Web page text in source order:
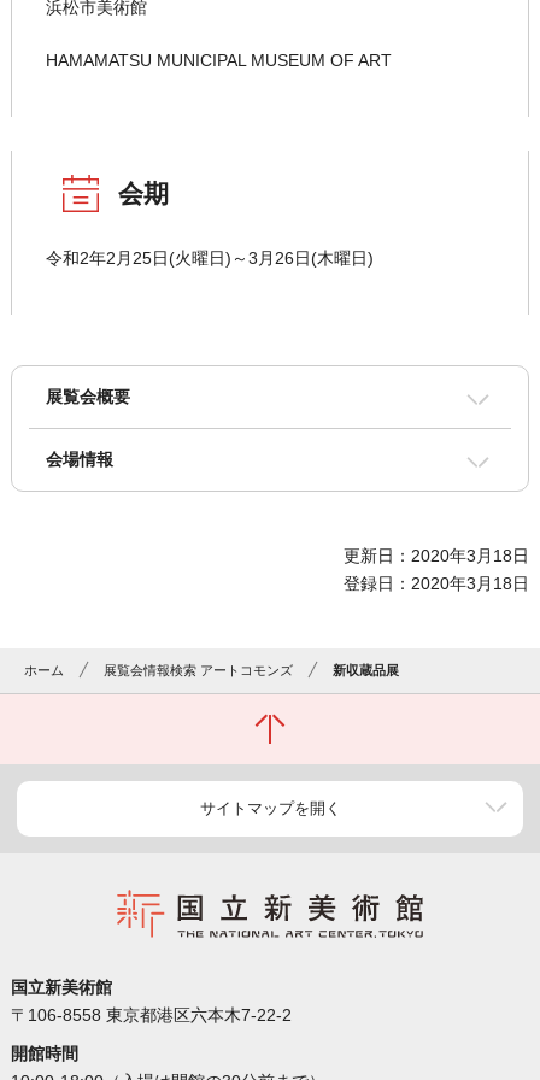
浜松市美術館
HAMAMATSU MUNICIPAL MUSEUM OF ART
会期
令和2年2月25日(火曜日)～3月26日(木曜日)
展覧会概要
会場情報
更新日：2020年3月18日
登録日：2020年3月18日
ホーム 展覧会情報検索 アートコモンズ 新収蔵品展
サイトマップを開く
国立新美術館
〒106-8558 東京都港区六本木7-22-2
開館時間